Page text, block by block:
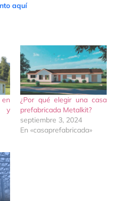
aquí
y
¿Por qué elegir una casa
prefabricada Metalkit?
septiembre 3, 2024
En «casaprefabricada»